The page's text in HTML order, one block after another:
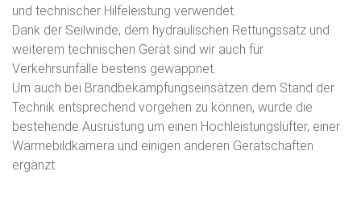
und technischer Hilfeleistung verwendet.
Dank der Seilwinde, dem hydraulischen Rettungssatz und
weiterem technischen Gerät sind wir auch für
Verkehrsunfälle bestens gewappnet.
Um auch bei Brandbekämpfungseinsätzen dem Stand der
Technik entsprechend vorgehen zu können, wurde die
bestehende Ausrüstung um einen Hochleistungslüfter, einer
Wärmebildkamera und einigen anderen Gerätschaften
ergänzt.